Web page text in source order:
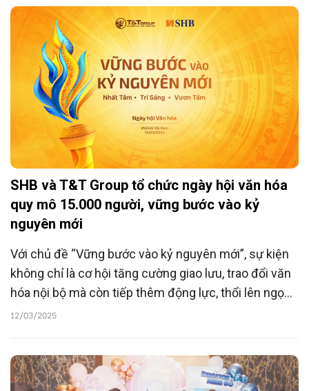
SHB và T&T Group tổ chức ngày hội văn hóa
quy mô 15.000 người, vững bước vào kỷ
nguyên mới
Với chủ đề “Vững bước vào kỷ nguyên mới”, sự kiện
không chỉ là cơ hội tăng cường giao lưu, trao đổi văn
hóa nội bộ mà còn tiếp thêm động lực, thổi lên ngọn
lửa nhiệt huyết tới các cán bộ nhân viên; khẳng định
mình của dân tộc.
12/03/2025